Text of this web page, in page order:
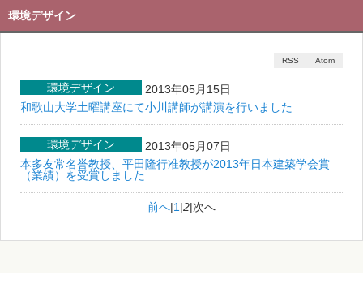
環境デザイン
RSS Atom
環境デザイン
2013年05月15日
和歌山大学土曜講座にて小川講師が講演を行いました
環境デザイン
2013年05月07日
本多友常名誉教授、平田隆行准教授が2013年日本建築学会賞
（業績）を受賞しました
前へ|1 |2|次へ